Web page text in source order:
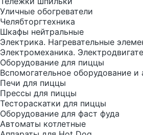
Уличные обогреватели
Челябторгтехника
Шкафы нейтральные
Электрика. Нагревательные
Электромеханика.
Оборудование для пиццы
Вспомогательное оборудование и
Печи для пиццы
Прессы для пиццы
Тестораскатки для пиццы
Оборудование для фаст фуда
Автоматы котлетные